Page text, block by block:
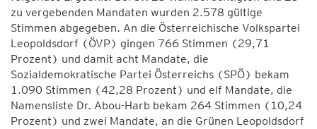
zu vergebenden Mandaten wurden 2.578 gültige
Stimmen abgegeben. An die Österreichische Volkspartei
Leopoldsdorf (ÖVP) gingen 766 Stimmen (29,71
Prozent) und damit acht Mandate, die
Sozialdemokratische Partei Österreichs (SPÖ) bekam
1.090 Stimmen (42,28 Prozent) und elf Mandate, die
Namensliste Dr. Abou-Harb bekam 264 Stimmen (10,24
Prozent) und zwei Mandate, an die Grünen Leopoldsdorf